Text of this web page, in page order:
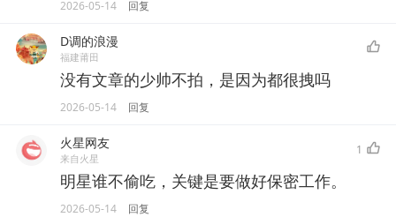
2026-05-14 回复
D调的浪漫
福建莆田
没有文章的少帅不拍，是因为都很拽吗
2026-05-14 回复
火星网友
来自火星
1
明星谁不偷吃，关键是要做好保密工作。
2026-05-14 回复